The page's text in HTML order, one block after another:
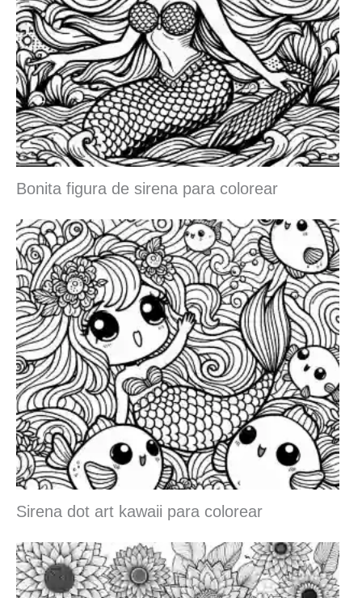
Bonita figura de sirena para colorear
Sirena dot art kawaii para colorear